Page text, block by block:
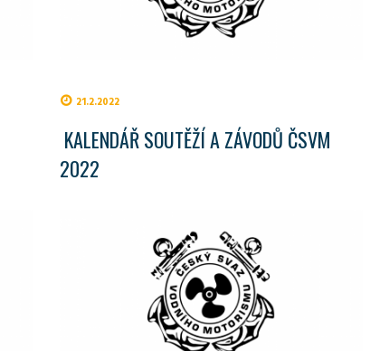
21.2.2022
KALENDÁŘ SOUTĚŽÍ A ZÁVODŮ ČSVM
2022